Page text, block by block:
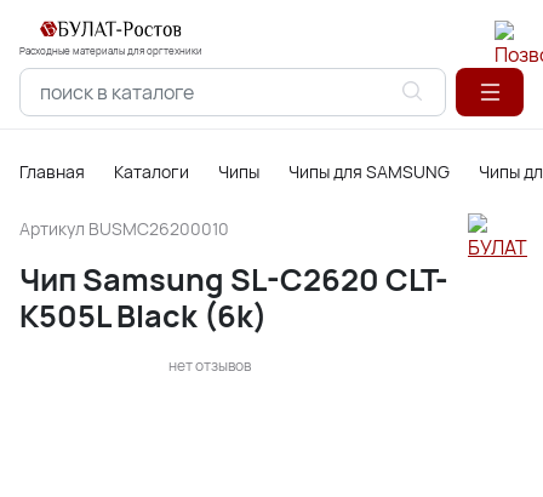
Расходные материалы для оргтехники
Главная Каталоги Чипы Чипы для SAMSUNG Чипы
Артикул BUSMC26200010
Чип Samsung SL-C2620 CLT-
K505L Black (6k)
нет отзывов